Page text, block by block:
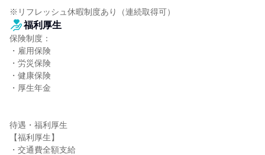
※リフレッシュ休暇制度あり（連続取得可）
福利厚生
保険制度：
・雇用保険
・労災保険
・健康保険
・厚生年金
待遇・福利厚生
【福利厚生】
・交通費全額支給